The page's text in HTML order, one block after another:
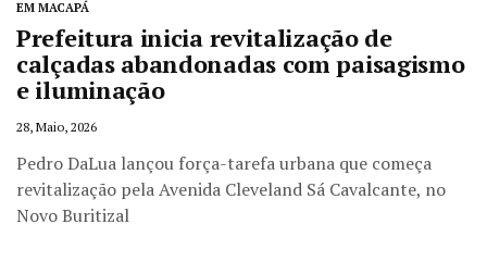
EM MACAPÁ
Prefeitura inicia revitalização de
calçadas abandonadas com paisagismo
e iluminação
28, Maio, 2026
Pedro DaLua lançou força-tarefa urbana que começa
revitalização pela Avenida Cleveland Sá Cavalcante, no
Novo Buritizal